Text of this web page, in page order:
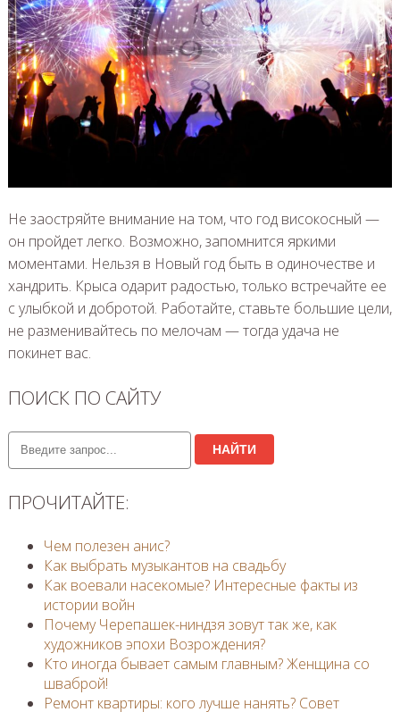
Не заостряйте внимание на том, что год високосный —
он пройдет легко. Возможно, запомнится яркими
моментами. Нельзя в Новый год быть в одиночестве и
хандрить. Крыса одарит радостью, только встречайте ее
с улыбкой и добротой. Работайте, ставьте большие цели,
не разменивайтесь по мелочам — тогда удача не
покинет вас.
ПОИСК ПО САЙТУ
НАЙТИ
ПРОЧИТАЙТЕ:
Чем полезен анис?
Как выбрать музыкантов на свадьбу
Как воевали насекомые? Интересные факты из
истории войн
Почему Черепашек-ниндзя зовут так же, как
художников эпохи Возрождения?
Кто иногда бывает самым главным? Женщина со
шваброй!
Ремонт квартиры: кого лучше нанять? Совет